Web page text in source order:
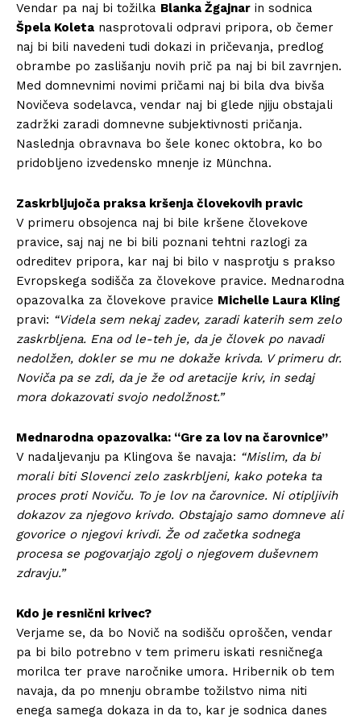
Vendar pa naj bi tožilka Blanka Žgajnar in sodnica
Špela Koleta nasprotovali odpravi pripora, ob čemer
naj bi bili navedeni tudi dokazi in pričevanja, predlog
obrambe po zaslišanju novih prič pa naj bi bil zavrnjen.
Med domnevnimi novimi pričami naj bi bila dva bivša
Novičeva sodelavca, vendar naj bi glede njiju obstajali
zadržki zaradi domnevne subjektivnosti pričanja.
Naslednja obravnava bo šele konec oktobra, ko bo
pridobljeno izvedensko mnenje iz Münchna.
Zaskrbljujoča praksa kršenja človekovih pravic
V primeru obsojenca naj bi bile kršene človekove
pravice, saj naj ne bi bili poznani tehtni razlogi za
odreditev pripora, kar naj bi bilo v nasprotju s prakso
Evropskega sodišča za človekove pravice. Mednarodna
opazovalka za človekove pravice Michelle Laura Kling
pravi: “Videla sem nekaj zadev, zaradi katerih sem zelo
zaskrbljena. Ena od le-teh je, da je človek po navadi
nedolžen, dokler se mu ne dokaže krivda. V primeru dr.
Noviča pa se zdi, da je že od aretacije kriv, in sedaj
mora dokazovati svojo nedolžnost.”
Mednarodna opazovalka: “Gre za lov na čarovnice”
V nadaljevanju pa Klingova še navaja: “Mislim, da bi
morali biti Slovenci zelo zaskrbljeni, kako poteka ta
proces proti Noviču. To je lov na čarovnice. Ni otipljivih
dokazov za njegovo krivdo. Obstajajo samo domneve ali
govorice o njegovi krivdi. Že od začetka sodnega
procesa se pogovarjajo zgolj o njegovem duševnem
zdravju.”
Kdo je resnični krivec?
Verjame se, da bo Novič na sodišču oproščen, vendar
pa bi bilo potrebno v tem primeru iskati resničnega
morilca ter prave naročnike umora. Hribernik ob tem
navaja, da po mnenju obrambe tožilstvo nima niti
enega samega dokaza in da to, kar je sodnica danes